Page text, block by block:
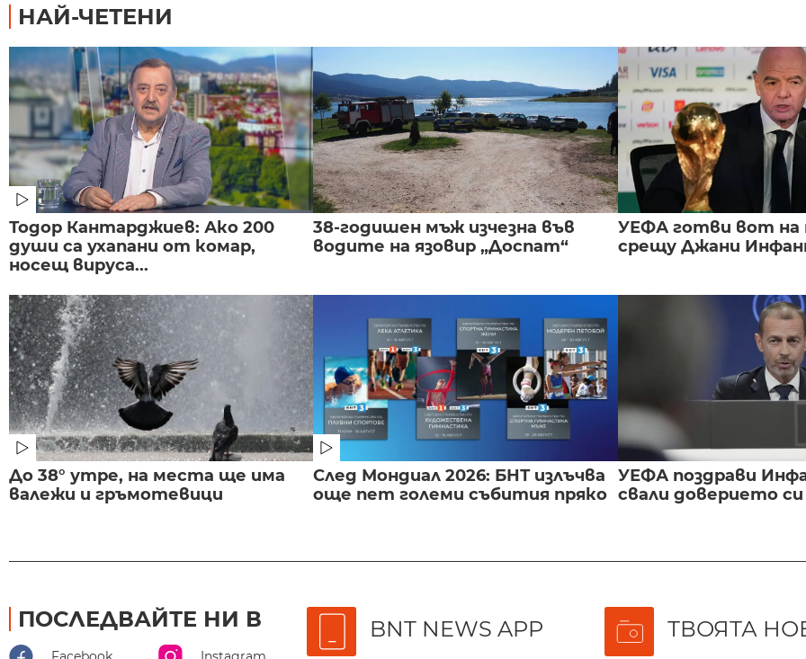
НАЙ-ЧЕТЕНИ
Тодор Кантарджиев: Ако 200
души са ухапани от комар,
носещ вируса...
38-годишен мъж изчезна във
водите на язовир „Доспат“
УЕФА готви вот на
срещу Джани
До 38° утре, на места ще има
валежи и гръмотевици
След Мондиал 2026: БНТ излъчва
още пет големи събития пряко
УЕФА поздрави
свали доверието
ПОСЛЕДВАЙТЕ НИ В BNT NEWS APP ТВОЯТА